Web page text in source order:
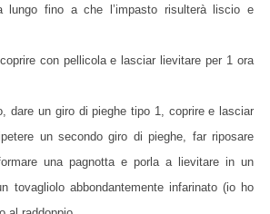
lungo fino a che l’impasto risulterà liscio e
con pellicola e lasciar lievitare per 1 ora
dare un giro di pieghe tipo 1, coprire e lasciar
un secondo giro di pieghe, far riposare
una pagnotta e porla a lievitare in un
tovagliolo abbondantemente infarinato (io ho